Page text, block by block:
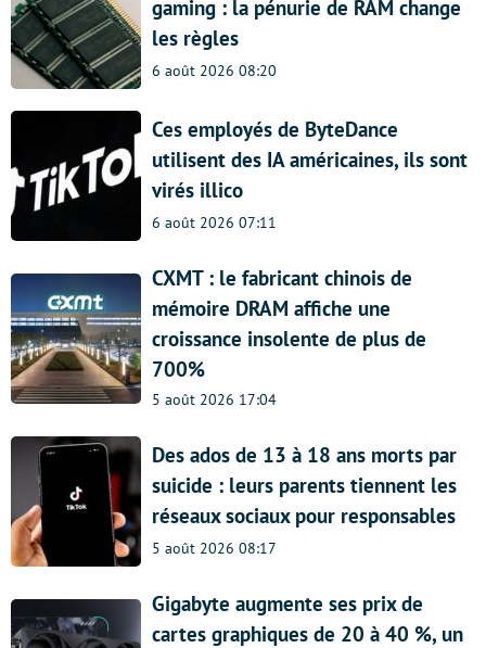
gaming : la pénurie de RAM change
les règles
6 août 2026 08:20
Ces employés de ByteDance
utilisent des IA américaines, ils sont
virés illico
6 août 2026 07:11
CXMT : le fabricant chinois de
mémoire DRAM affiche une
croissance insolente de plus de
700%
5 août 2026 17:04
Des ados de 13 à 18 ans morts par
suicide : leurs parents tiennent les
réseaux sociaux pour responsables
5 août 2026 08:17
Gigabyte augmente ses prix de
cartes graphiques de 20 à 40 %, un